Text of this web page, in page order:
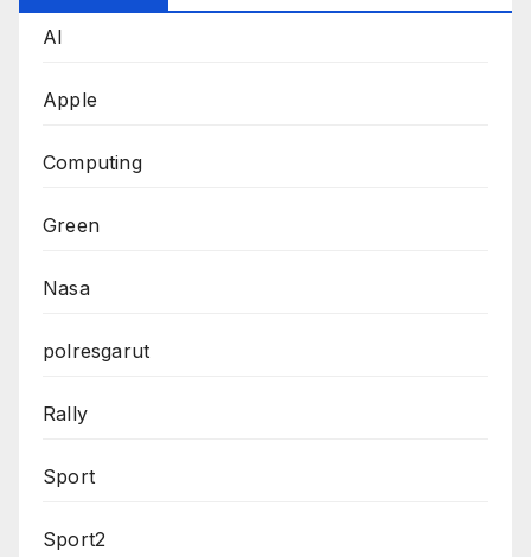
AI
Apple
Computing
Green
Nasa
polresgarut
Rally
Sport
Sport2